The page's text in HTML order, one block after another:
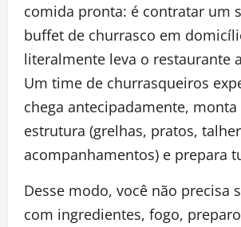
comida pronta: é contratar um
buffet de churrasco em
literalmente leva o restaurante
Um time de churrasqueiros
chega antecipadamente, monta
estrutura (grelhas, pratos,
acompanhamentos) e prepara
Desse modo, você não precisa
com ingredientes, fogo,